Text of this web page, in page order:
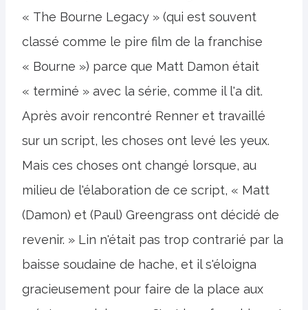
« The Bourne Legacy » (qui est souvent
classé comme le pire film de la franchise
« Bourne ») parce que Matt Damon était
« terminé » avec la série, comme il l'a dit.
Après avoir rencontré Renner et travaillé
sur un script, les choses ont levé les yeux.
Mais ces choses ont changé lorsque, au
milieu de l'élaboration de ce script, « Matt
(Damon) et (Paul) Greengrass ont décidé de
revenir. » Lin n'était pas trop contrarié par la
baisse soudaine de hache, et il s'éloigna
gracieusement pour faire de la place aux